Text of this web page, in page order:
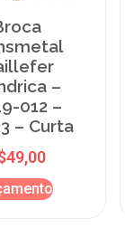
–
012 –
– Curta
49,00